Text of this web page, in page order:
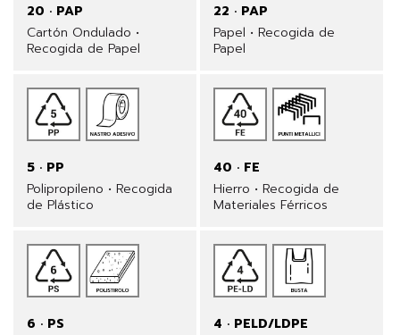
20 · PAP
Cartón Ondulado •
Recogida de Papel
22 · PAP
Papel • Recogida de
Papel
5 · PP
Polipropileno • Recogida
de Plástico
40 · FE
Hierro • Recogida de
Materiales Férricos
6 · PS
4 · PELD/LDPE